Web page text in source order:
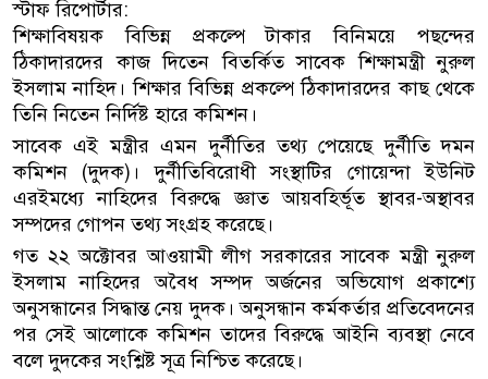
স্টাফ রিপোর্টার:
শিক্ষাবিষয়ক বিভিন্ন প্রকল্পে টাকার বিনিময়ে পছন্দের
ঠিকাদারদের কাজ দিতেন বিতর্কিত সাবেক শিক্ষামন্ত্রী নুরুল
ইসলাম নাহিদ। শিক্ষার বিভিন্ন প্রকল্পে ঠিকাদারদের কাছ থেকে
তিনি নিতেন নির্দিষ্ট হারে কমিশন।
সাবেক এই মন্ত্রীর এমন দুর্নীতির তথ্য পেয়েছে দুর্নীতি দমন
কমিশন (দুদক)। দুর্নীতিবিরোধী সংস্থাটির গোয়েন্দা ইউনিট
এরইমধ্যে নাহিদের বিরুদ্ধে জ্ঞাত আয়বহির্ভূত স্থাবর-অস্থাবর
সম্পদের গোপন তথ্য সংগ্রহ করেছে।
গত ২২ অক্টোবর আওয়ামী লীগ সরকারের সাবেক মন্ত্রী নুরুল
ইসলাম নাহিদের অবৈধ সম্পদ অর্জনের অভিযোগ প্রকাশ্যে
অনুসন্ধানের সিদ্ধান্ত নেয় দুদক। অনুসন্ধান কর্মকর্তার প্রতিবেদনের
পর সেই আলোকে কমিশন তাদের বিরুদ্ধে আইনি ব্যবস্থা নেবে
বলে দুদকের সংশ্লিষ্ট সূত্র নিশ্চিত করেছে।